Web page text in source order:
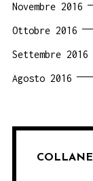
Novembre 2016
Ottobre 2016
Settembre 2016
Agosto 2016
COLLANE